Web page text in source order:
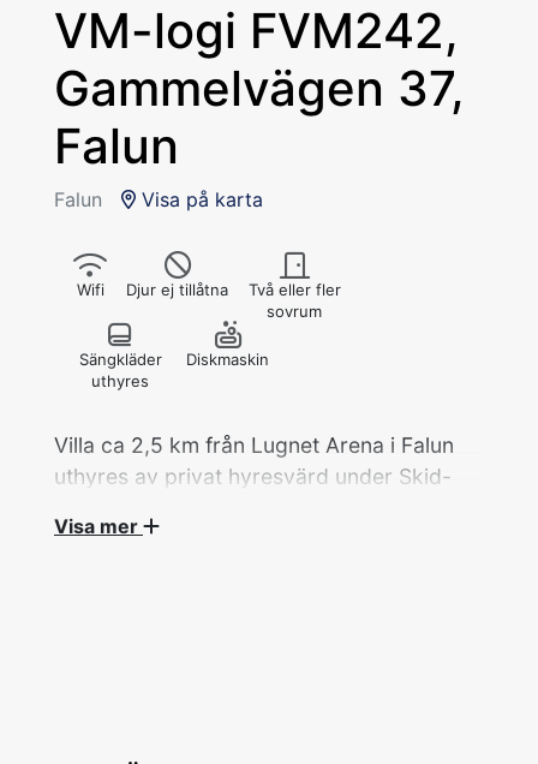
VM-logi FVM242,
Gammelvägen 37,
Falun
Falun Visa på karta
Wifi Djur ej tillåtna
Två eller fler
sovrum
Sängkläder
uthyres
Diskmaskin
Villa ca 2,5 km från Lugnet Arena i Falun
uthyres av privat hyresvärd under Skid-
Visa mer